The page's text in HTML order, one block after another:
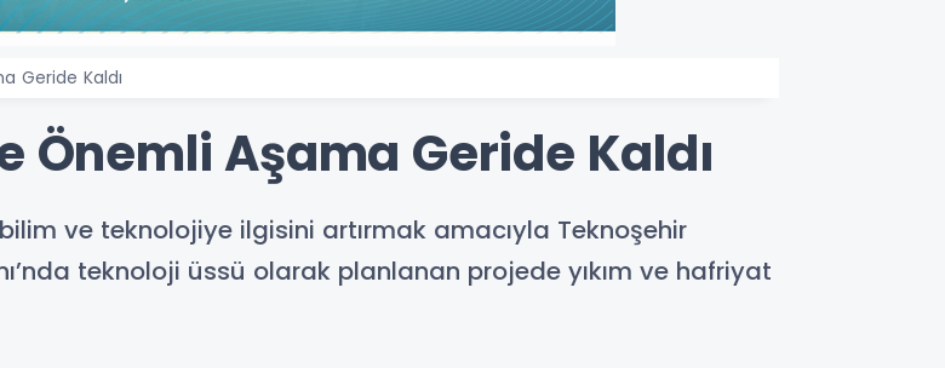
Geride Kaldı
Önemli Aşama Geride Kaldı
ve teknolojiye ilgisini artırmak amacıyla Teknoşehir
teknoloji üssü olarak planlanan projede yıkım ve hafriyat